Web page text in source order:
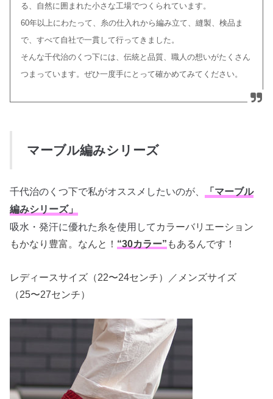
る、自然に囲まれた小さな工場でつくられています。
60年以上にわたって、糸の仕入れから編み立て、縫製、検品ま
で、すべて自社で一貫して行ってきました。
そんな千代治のくつ下には、伝統と品質、職人の想いがたくさん
つまっています。ぜひ一度手にとって確かめてみてください。
マーブル編みシリーズ
千代治のくつ下で私がオススメしたいのが、
「マーブル
編みシリーズ」
吸水・発汗に優れた糸を使用して カラーバリエーション
もかなり豊富。なんと！ “30カラー” もあるんです！
レディースサイズ（22〜24センチ）／メンズサイズ
（25〜27センチ）